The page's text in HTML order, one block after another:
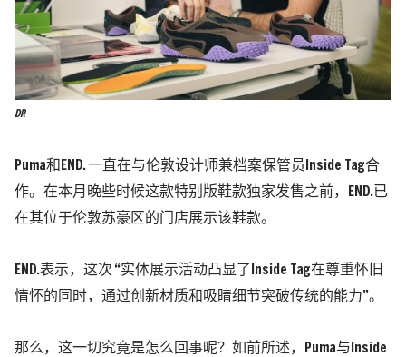
DR
Puma和END. 一直在与伦敦设计师兼档案保管员Inside Tag合
作。在本月晚些时候这款特别版鞋款独家发售之前，END.已
在其位于伦敦苏豪区的门店展示该鞋款。
END.表示，这次 “实体展示活动凸显了Inside Tag在尊重怀旧
情怀的同时，通过创新材质和吸睛细节突破传统的能力”。
那么，这一切究竟是怎么回事呢？如前所述，Puma与Inside